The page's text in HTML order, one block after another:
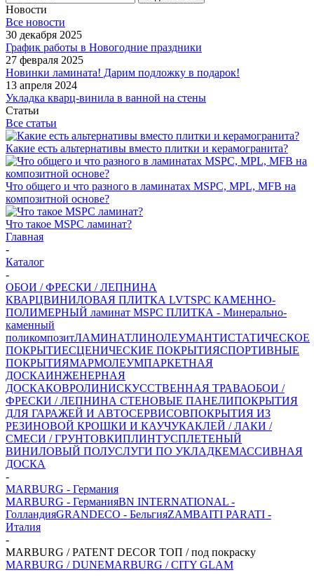
Новости
Все новости
30 декабря 2025
График работы в Новогодние праздники
27 февраля 2025
Новинки ламината! Дарим подложку в подарок!
13 апреля 2024
Укладка кварц-винила в ванной на стены
Статьи
Все статьи
Какие есть альтернативы вместо плитки и керамогранита?
Что общего и что разного в ламинатах MSPC, MPL, MFB на
композитной основе?
Что такое MSPC ламинат?
Главная
-
Каталог
-
ОБОИ / ФРЕСКИ / ЛЕПНИНА
КВАРЦВИНИЛОВАЯ ПЛИТКА LVTSPC КАМЕННО-
ПОЛИМЕРНЫЙ ламинат MSPC ПЛИТКА - Минерально-
каменный
поликомпозитЛАМИНАТЛИНОЛЕУМАНТИСТАТИЧЕСКОЕ
ПОКРЫТИЕСЦЕНИЧЕСКИЕ ПОКРЫТИЯСПОРТИВНЫЕ
ПОКРЫТИЯМАРМОЛЕУМПАРКЕТНАЯ
ДОСКАИНЖЕНЕРНАЯ
ДОСКАКОВРОЛИНИСКУССТВЕННАЯ ТРАВАОБОИ /
ФРЕСКИ / ЛЕПНИНА СТЕНОВЫЕ ПАНЕЛИПОКРЫТИЯ
ДЛЯ ГАРАЖЕЙ И АВТОСЕРВИСОВПОКРЫТИЯ ИЗ
РЕЗИНОВОЙ КРОШКИ И КАУЧУКАКЛЕЙ / ЛАКИ /
СМЕСИ / ГРУНТОВКИПЛИНТУСПЛЕТЕНЫЙ
ВИНИЛОВЫЙ ПОЛУСЛУГИ ПО УКЛАДКЕМАССИВНАЯ
ДОСКА
-
MARBURG - Германия
MARBURG - ГерманияBN INTERNATIONAL -
ГолландияGRANDECO - БельгияZAMBAITI PARATI -
Италия
-
MARBURG / PATENT DECOR ТОП / под покраску
MARBURG / DUNEMARBURG / CITY GLAM